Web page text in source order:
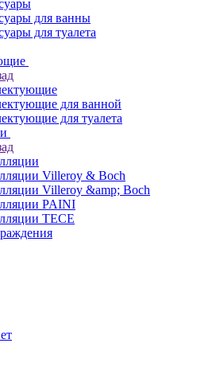
для ванны
для туалета
для ванной
для туалета
Villeroy & Boch
Villeroy &amp; Boch
PAINI
TECE